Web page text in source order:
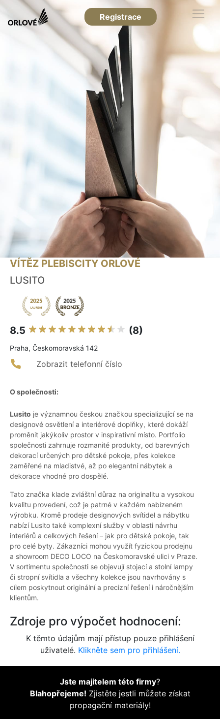
Registrace
VÍTĚZ PLEBISCITY ORLOVÉ
LUSITO
8.5 (8)
Praha, Českomoravská 142
Zobrazit telefonní číslo
O společnosti:
Lusito je významnou českou značkou specializující se na
designové osvětlení a interiérové doplňky, které dokáží
proměnit jakýkoliv prostor v inspirativní místo. Portfolio
společnosti zahrnuje rozmanité produkty, od barevných
dekorací určených pro dětské pokoje, přes kolekce
zaměřené na mladistvé, až po elegantní nábytek a
dekorace vhodné pro dospělé.
Tato značka klade zvláštní důraz na originalitu a vysokou
kvalitu provedení, což je patrné v každém nabízeném
výrobku. Kromě prodeje designových svítidel a nábytku
nabízí Lusito také komplexní služby v oblasti návrhu
interiérů a celkových řešení – jak pro dětské pokoje, tak
pro celé byty. Zákazníci mohou využít fyzickou prodejnu
a showroom DECO LOCO na Českomoravské ulici v Praze.
V sortimentu společnosti se objevují stojací a stolní lampy
či stropní svítidla a všechny kolekce jsou navrhovány s
cílem poskytnout originální a precizní řešení i náročnějším
klientům.
Zdroje pro výpočet hodnocení:
K těmto údajům mají přístup pouze přihlášení
uživatelé. Klikněte sem pro přihlášení.
Jste majitelem této firmy?
Blahopřejeme! Zjistěte jestli můžete získat
propagační materiály!